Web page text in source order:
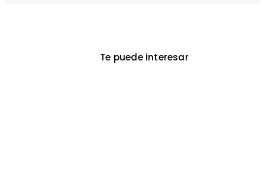
Te puede interesar